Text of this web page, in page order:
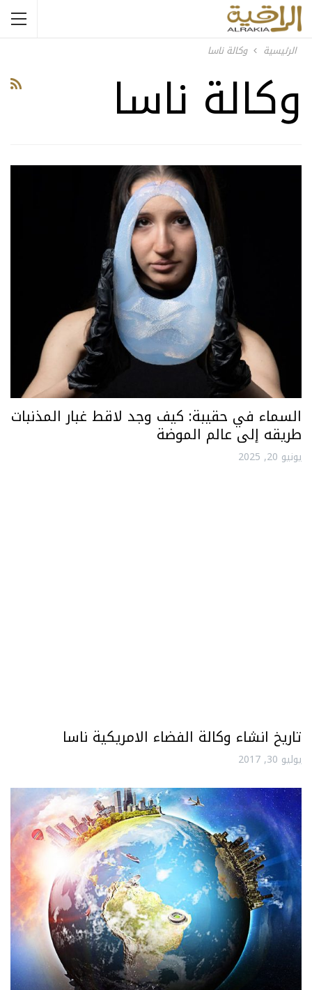
الرئيسية وكالة ناسا
وكالة ناسا
السماء في حقيبة: كيف وجد لاقط غبار المذنبات
طريقه إلى عالم الموضة
يونيو 20, 2025
تاريخ انشاء وكالة الفضاء الامريكية ناسا
يوليو 30, 2017